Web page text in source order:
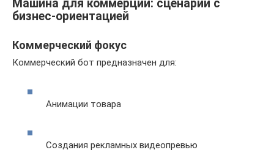
Машина для коммерции: сценарий с
бизнес-ориентацией
Коммерческий фокус
Коммерческий бот предназначен для:
Анимации товара
Создания рекламных видеопревью